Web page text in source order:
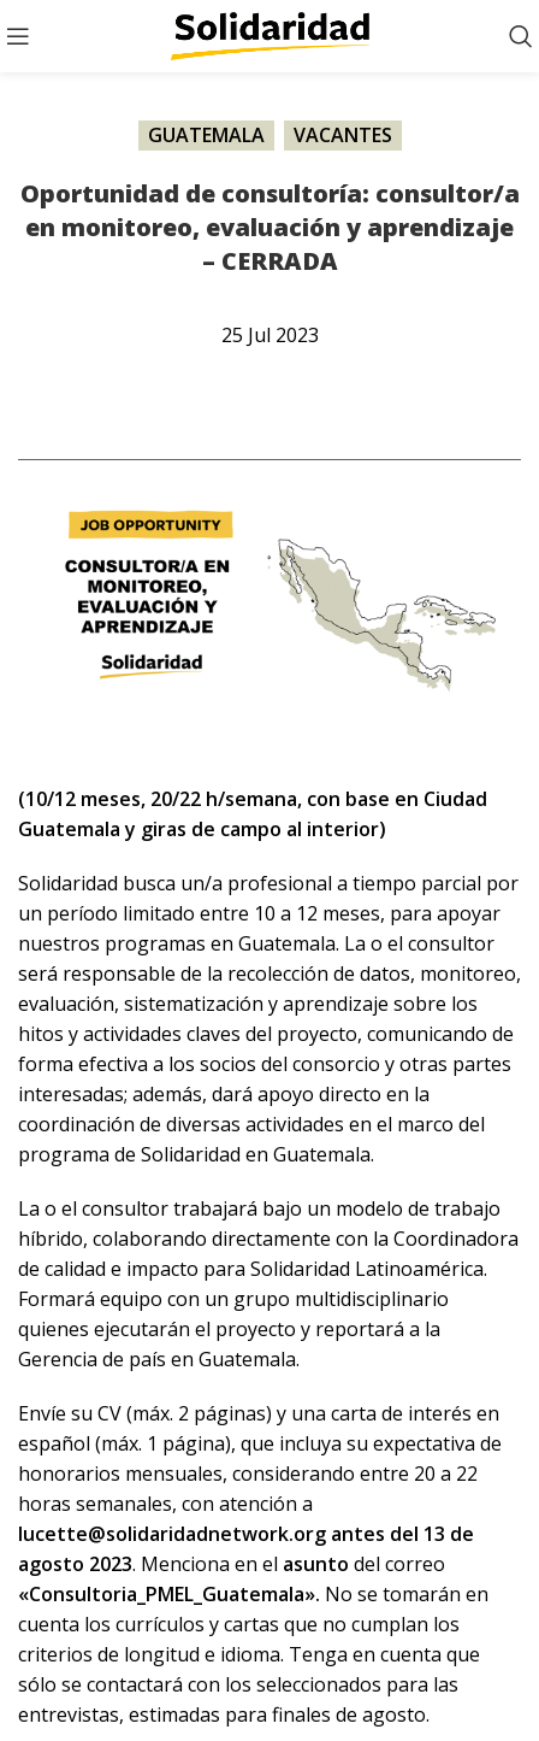
GUATEMALA VACANTES
Oportunidad de consultoría: consultor/a
en monitoreo, evaluación y aprendizaje
– CERRADA
25 Jul 2023
(10/12 meses, 20/22 h/semana, con base en Ciudad
Guatemala y giras de campo al interior)
Solidaridad busca un/a profesional a tiempo parcial por
un período limitado entre 10 a 12 meses, para apoyar
nuestros programas en Guatemala. La o el consultor
será responsable de la recolección de datos, monitoreo,
evaluación, sistematización y aprendizaje sobre los
hitos y actividades claves del proyecto, comunicando de
forma efectiva a los socios del consorcio y otras partes
interesadas; además, dará apoyo directo en la
coordinación de diversas actividades en el marco del
programa de Solidaridad en Guatemala.
La o el consultor trabajará bajo un modelo de trabajo
híbrido, colaborando directamente con la Coordinadora
de calidad e impacto para Solidaridad Latinoamérica.
Formará equipo con un grupo multidisciplinario
quienes ejecutarán el proyecto y reportará a la
Gerencia de país en Guatemala.
Envíe su CV (máx. 2 páginas) y una carta de interés en
español (máx. 1 página), que incluya su expectativa de
honorarios mensuales, considerando entre 20 a 22
horas semanales, con atención a
lucette@solidaridadnetwork.org antes del 13 de
agosto 2023. Menciona en el asunto del correo
«Consultoria_PMEL_Guatemala». No se tomarán en
cuenta los currículos y cartas que no cumplan los
criterios de longitud e idioma. Tenga en cuenta que
sólo se contactará con los seleccionados para las
entrevistas, estimadas para finales de agosto.